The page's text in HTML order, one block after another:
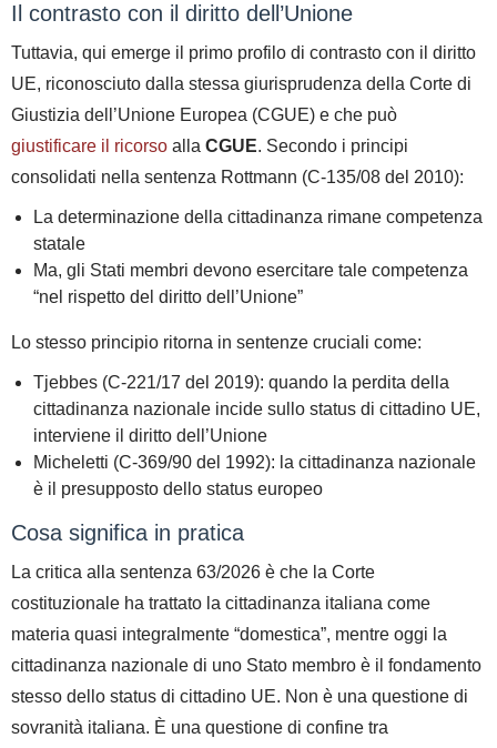
Il contrasto con il diritto dell’Unione
Tuttavia, qui emerge il primo profilo di contrasto con il diritto
UE, riconosciuto dalla stessa giurisprudenza della Corte di
Giustizia dell’Unione Europea (CGUE) e che può
giustificare il ricorso alla CGUE. Secondo i principi
consolidati nella sentenza Rottmann (C-135/08 del 2010):
La determinazione della cittadinanza rimane competenza
statale
Ma, gli Stati membri devono esercitare tale competenza
“nel rispetto del diritto dell’Unione”
Lo stesso principio ritorna in sentenze cruciali come:
Tjebbes (C-221/17 del 2019): quando la perdita della
cittadinanza nazionale incide sullo status di cittadino UE,
interviene il diritto dell’Unione
Micheletti (C-369/90 del 1992): la cittadinanza nazionale
è il presupposto dello status europeo
Cosa significa in pratica
La critica alla sentenza 63/2026 è che la Corte
costituzionale ha trattato la cittadinanza italiana come
materia quasi integralmente “domestica”, mentre oggi la
cittadinanza nazionale di uno Stato membro è il fondamento
stesso dello status di cittadino UE. Non è una questione di
sovranità italiana. È una questione di confine tra